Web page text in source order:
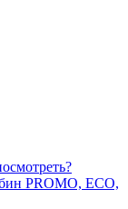
PROMO, ECO,